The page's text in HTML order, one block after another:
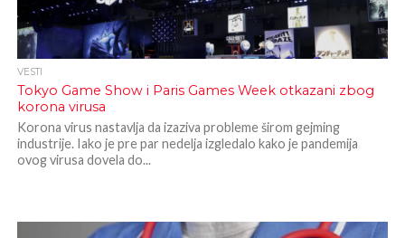
VESTI
Tokyo Game Show i Paris Games Week otkazani zbog
korona virusa
Korona virus nastavlja da izaziva probleme širom gejming
industrije. Iako je pre par nedelja izgledalo kako je pandemija
ovog virusa dovela do...